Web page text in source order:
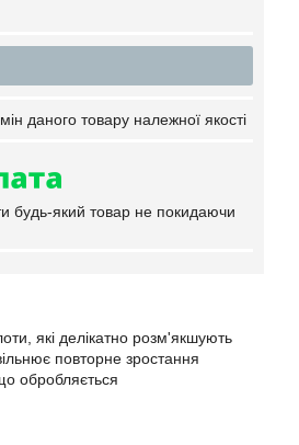
даного товару належної якості
будь-який товар не покидаючи
які делікатно розм'якшують
повторне зростання
обробляється